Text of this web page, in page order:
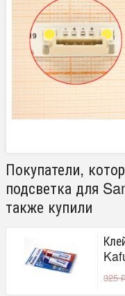
Покупатели,
подсветка для
также купили
325₽